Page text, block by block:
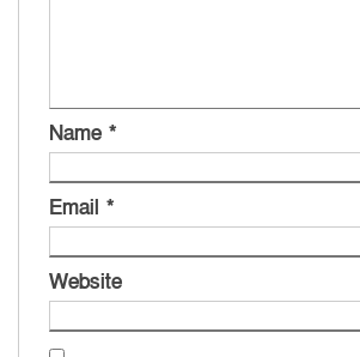
Name *
Email *
Website